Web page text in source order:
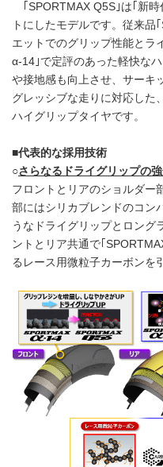
｢SPORTMAX Q5S｣は｢新時
トにしたモデルです。従来品
エットでのグリップ性能とラ
α-14｣で定評のあった軽快な
や接地感も向上させ、サーキ
グレッシブな走りに対応した
ハイグリップタイヤです。
■代表的な採用技術
○さらなるドライグリップの
フロントとリアのショルダー
部にはシリカブレンドのコン
うなドライグリップとロング
ントとリア共通で｢
るレース用微粒子カーボンを